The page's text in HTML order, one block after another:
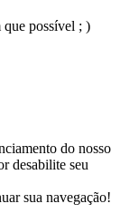
que possível ; )
do nosso
desabilite seu
sua navegação!